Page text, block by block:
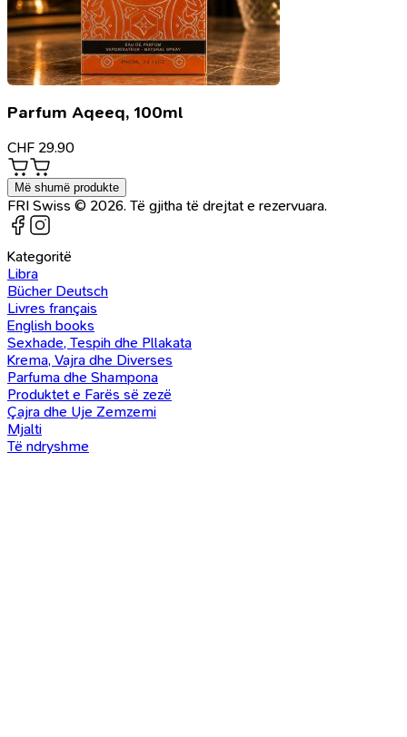
Parfum Aqeeq, 100ml
CHF 29.90
Më shumë produkte
FRI Swiss © 2026. Të gjitha të drejtat e rezervuara.
Kategoritë
Libra
Bücher Deutsch
Livres français
English books
Sexhade, Tespih dhe Pllakata
Krema, Vajra dhe Diverses
Parfuma dhe Shampona
Produktet e Farës së zezë
Çajra dhe Uje Zemzemi
Mjalti
Të ndryshme